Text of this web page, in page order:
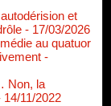
et
- 17/03/2026
au quatuor
-
Non, la
14/11/2022